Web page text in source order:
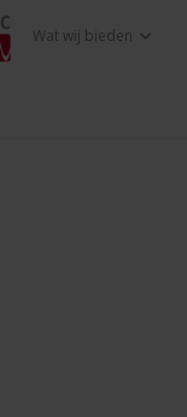
Wat wij bieden